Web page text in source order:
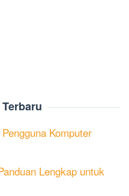
Komputer
Lengkap untuk